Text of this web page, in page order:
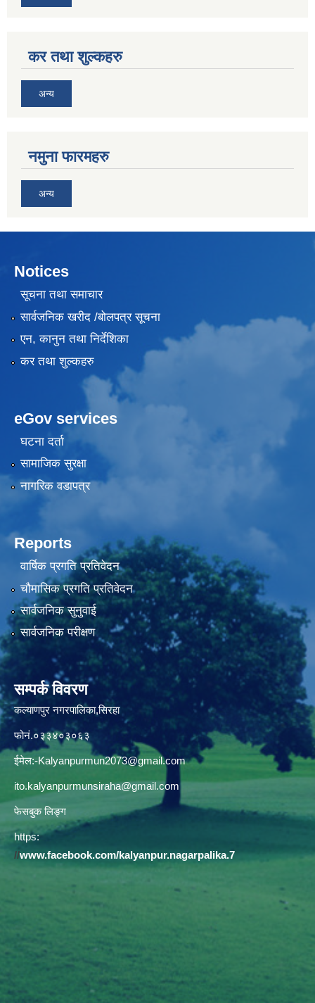
कर तथा शुल्कहरु
अन्य
नमुना फारमहरु
अन्य
Notices
सूचना तथा समाचार
सार्वजनिक खरीद /बोलपत्र सूचना
एन, कानुन तथा निर्देशिका
कर तथा शुल्कहरु
eGov services
घटना दर्ता
सामाजिक सुरक्षा
नागरिक वडापत्र
Reports
वार्षिक प्रगति प्रतिवेदन
चौमासिक प्रगति प्रतिवेदन
सार्वजनिक सुनुवाई
सार्वजनिक परीक्षण
सम्पर्क विवरण
कल्याणपुर नगरपालिका,सिरहा
फोनं.०३३४०३०६३
ईमेल:-Kalyanpurmun2073@gmail.com
ito.kalyanpurmunsiraha@gmail.com
फेसबुक लिङ्ग
https:
//www.facebook.com/kalyanpur.nagarpalika.7